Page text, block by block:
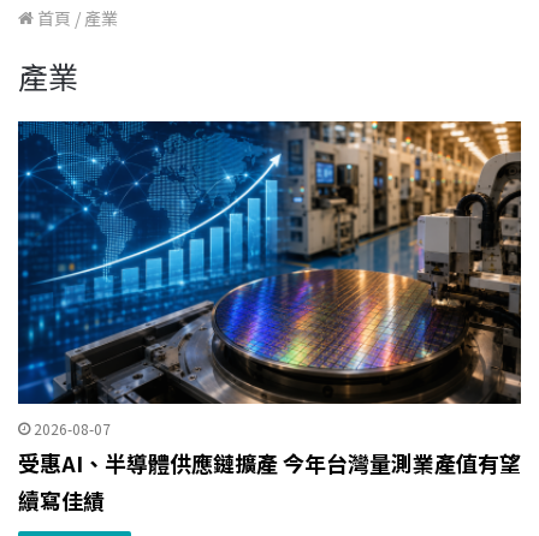
首頁 / 產業
產業
2026-08-07
受惠AI、半導體供應鏈擴產 今年台灣量測業產值有望
續寫佳績